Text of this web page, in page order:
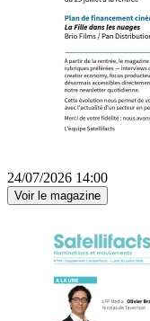
24/07/2026 14:00
Voir le magazine